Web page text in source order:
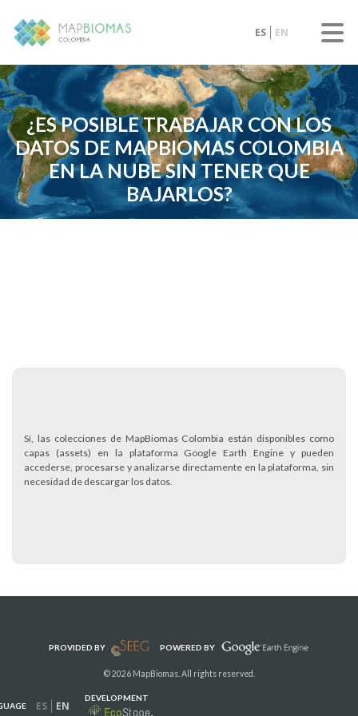
ES EN
¿ES POSIBLE TRABAJAR CON LOS
DATOS DE MAPBIOMAS COLOMBIA
EN LA NUBE SIN TENER QUE
BAJARLOS?
Sí, las colecciones de MapBiomas Colombia están disponibles como
capas (assets) en la plataforma Google Earth Engine y pueden
accederse, procesarse y analizarse directamente en la plataforma, sin
necesidad de descargar los datos.
PROVIDED BY POWERED BY
© 2026 MapBiomas. All rights reserved.
ES EN
DEVELOPMENT